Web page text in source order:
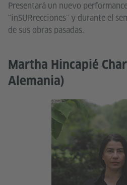
Presentará un nuevo
"inSURrecciones" y durante el
de sus obras pasadas.
Martha Hincapié
Alemania)